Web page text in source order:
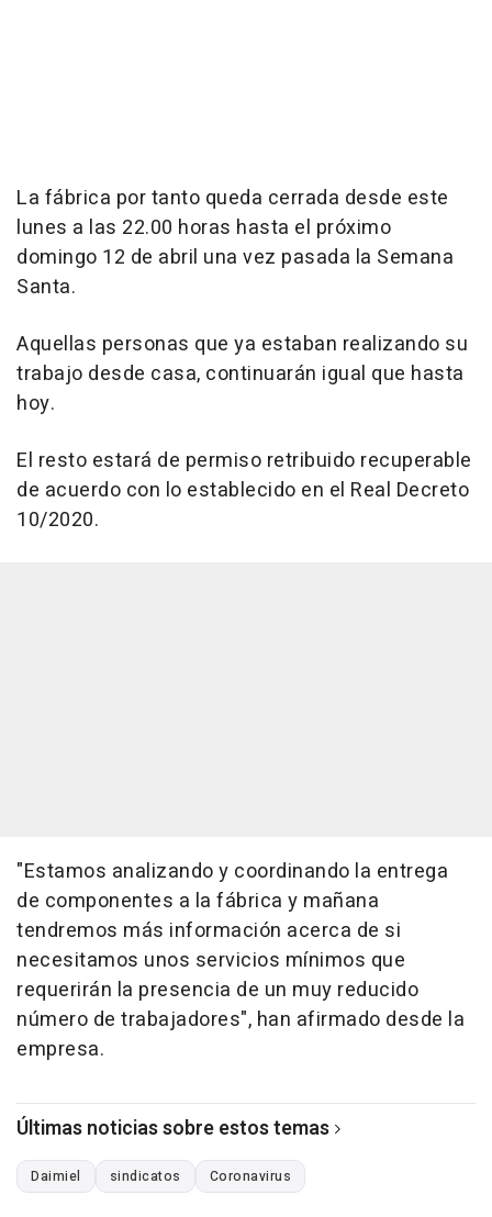
La fábrica por tanto queda cerrada desde este
lunes a las 22.00 horas hasta el próximo
domingo 12 de abril una vez pasada la Semana
Santa.
Aquellas personas que ya estaban realizando su
trabajo desde casa, continuarán igual que hasta
hoy.
El resto estará de permiso retribuido recuperable
de acuerdo con lo establecido en el Real Decreto
10/2020.
"Estamos analizando y coordinando la entrega
de componentes a la fábrica y mañana
tendremos más información acerca de si
necesitamos unos servicios mínimos que
requerirán la presencia de un muy reducido
número de trabajadores", han afirmado desde la
empresa.
Últimas noticias sobre estos temas
Daimiel sindicatos Coronavirus